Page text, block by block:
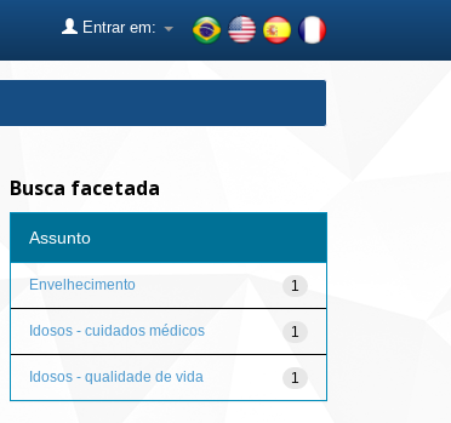
Entrar em:
Busca facetada
Assunto
1
Envelhecimento
1
Idosos - cuidados médicos
1
Idosos - qualidade de vida